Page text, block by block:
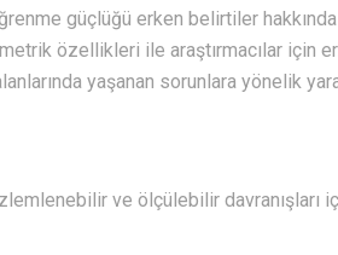
güçlüğü erken belirtiler
özellikleri ile araştırmacılar için
yaşanan sorunlara yönelik
ve ölçülebilir davranışları